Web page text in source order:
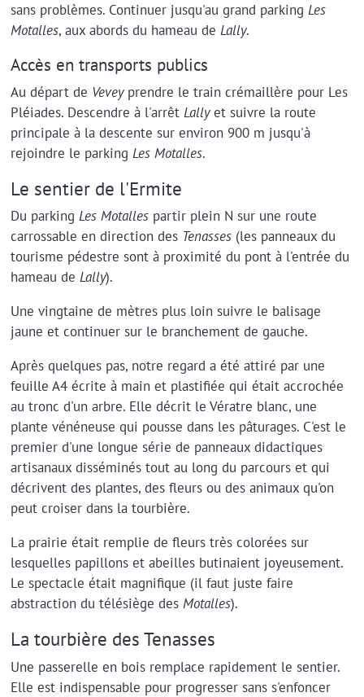
sans problèmes. Continuer jusqu'au grand parking Les
Motalles, aux abords du hameau de Lally.
Accès en transports publics
Au départ de Veveyprendre le train crémaillère pour Les
Pléiades. Descendre à l'arrêt Lallyet suivre la route
principale à la descente sur environ 900 m jusqu'à
rejoindre le parking Les Motalles.
Le sentier de l'Ermite
Du parking Les Motallespartir plein N sur une route
carrossable en direction des Tenasses(les panneaux du
tourisme pédestre sont à proximité du pont à l'entrée du
hameau de Lally).
Une vingtaine de mètres plus loin suivre le balisage
jaune et continuer sur le branchement de gauche.
Après quelques pas, notre regard a été attiré par une
feuille A4 écrite à main et plastifiée qui était accrochée
au tronc d'un arbre. Elle décrit le Vératre blanc, une
plante vénéneuse qui pousse dans les pâturages. C'est le
premier d'une longue série de panneaux didactiques
artisanaux disséminés tout au long du parcours et qui
décrivent des plantes, des fleurs ou des animaux qu'on
peut croiser dans la tourbière.
La prairie était remplie de fleurs très colorées sur
lesquelles papillons et abeilles butinaient joyeusement.
Le spectacle était magnifique (il faut juste faire
abstraction du télésiège des Motalles).
La tourbière des Tenasses
Une passerelle en bois remplace rapidement le sentier.
Elle est indispensable pour progresser sans s'enfoncer